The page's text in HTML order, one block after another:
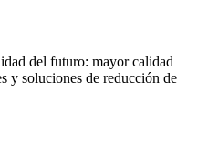
del futuro: mayor calidad
y soluciones de reducción de